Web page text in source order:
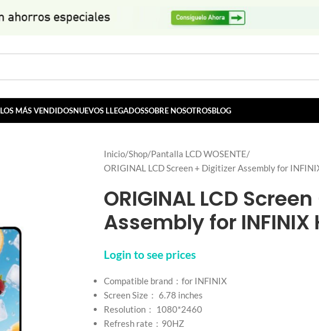
LOS MÁS VENDIDOSNUEVOS LLEGADOSSOBRE NOSOTROSBLOG
Inicio Shop Pantalla LCD WOSENTE
ORIGINAL LCD Screen + Digitizer Assembly for
ORIGINAL LCD
Assembly for INFINIX
Login to see prices
Compatible brand：for INFINIX
Screen Size： 6.78 inches
Resolution： 1080*2460
Refresh rate：90HZ